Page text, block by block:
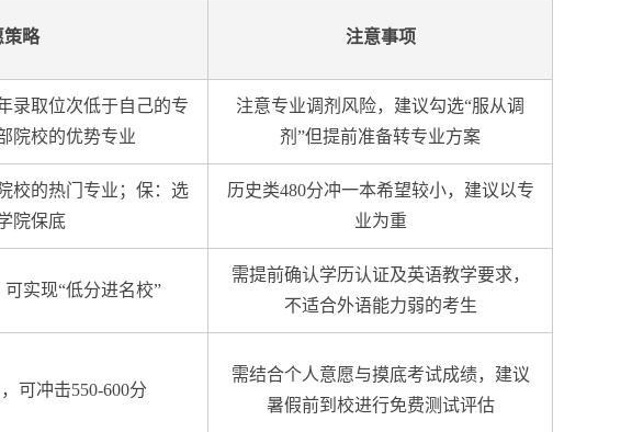
策略 注意事项
录取位次低于自己的专
院校的优势专业
注意专业调剂风险，建议勾选“服从调
剂”但提前准备转专业方案
校的热门专业；保：选
院保底
历史类480分冲一本希望较小，建议以专
业为重
实现“低分进名校”
需提前确认学历认证及英语教学要求，
不适合外语能力弱的考生
可冲击550-600分
需结合个人意愿与摸底考试成绩，建议
暑假前到校进行免费测试评估